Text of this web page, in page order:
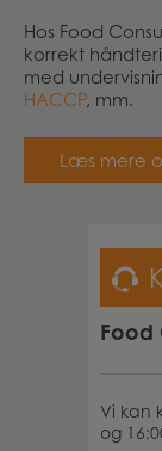
Hos Food
korrekt
med
HACCP, mm.
Læs mere
Food
Vi kan
og